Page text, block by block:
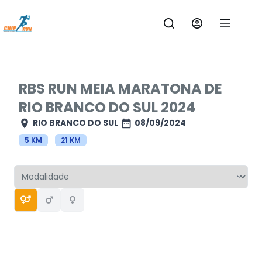
o
RBS RUN MEIA MARATONA DE
RIO BRANCO DO SUL 2024
RIO BRANCO DO SUL 08/09/2024
5 KM 21 KM